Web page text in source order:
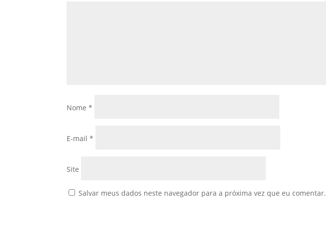
Nome*
E-mail*
Site
Salvar meus dados neste navegador para a próxima vez que eu comentar.